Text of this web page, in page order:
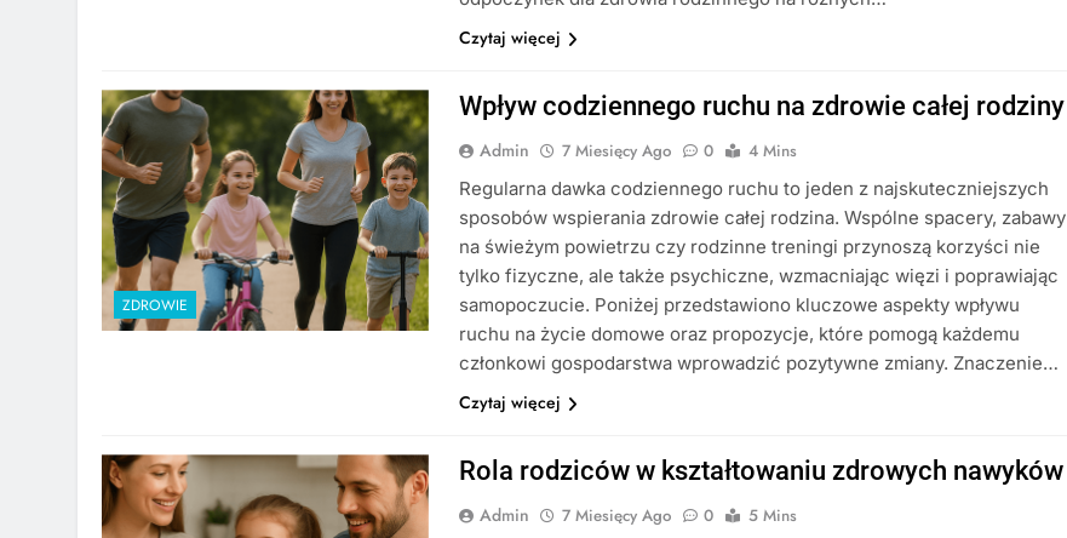
Czytaj więcej
ZDROWIE
Wpływ codziennego ruchu na zdrowie całej rodziny
Admin 7 Miesięcy Ago 0
4 Mins
Regularna dawka codziennego ruchu to jeden z najskuteczniejszych
sposobów wspierania zdrowie całej rodzina. Wspólne spacery, zabawy
na świeżym powietrzu czy rodzinne treningi przynoszą korzyści nie
tylko fizyczne, ale także psychiczne, wzmacniając więzi i poprawiając
samopoczucie. Poniżej przedstawiono kluczowe aspekty wpływu
ruchu na życie domowe oraz propozycje, które pomogą każdemu
członkowi gospodarstwa wprowadzić pozytywne zmiany. Znaczenie…
Czytaj więcej
Rola rodziców w kształtowaniu zdrowych nawyków
Admin 7 Miesięcy Ago 0 5 Mins